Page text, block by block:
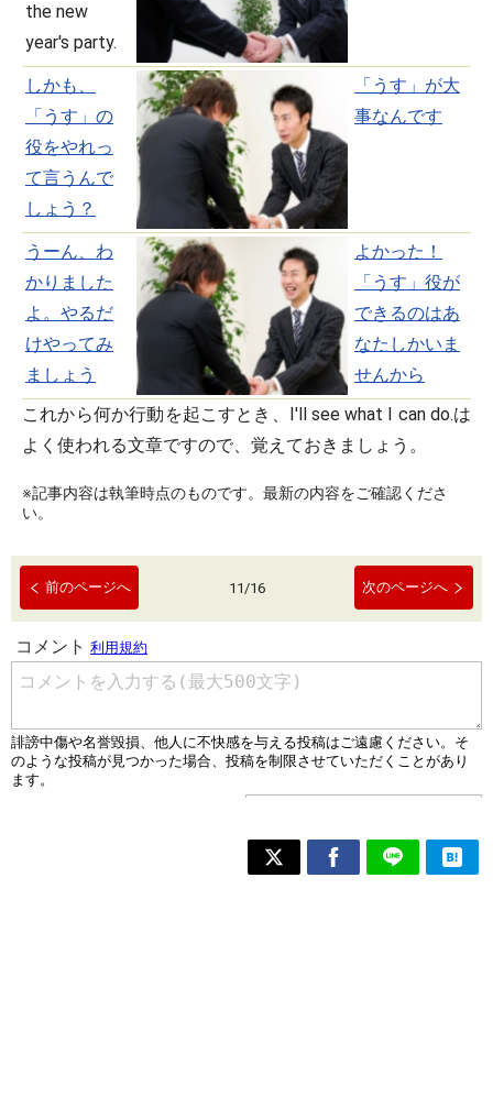
the new
year's party.
しかも、
「うす」の
役をやれっ
て言うんで
しょう？
「うす」が大
事なんです
うーん、わ
かりました
よ。やるだ
けやってみ
ましょう
よかった！
「うす」役が
できるのはあ
なたしかいま
せんから
これから何か行動を起こすとき、I'll see what I can do.は
よく使われる文章ですので、覚えておきましょう。
※記事内容は執筆時点のものです。最新の内容をご確認くださ
い。
前のページへ 11/16 次のページへ